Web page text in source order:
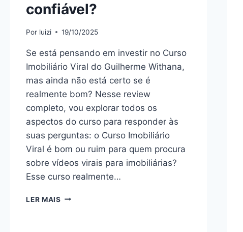
confiável?
Por luizi 19/10/2025
Se está pensando em investir no Curso
Imobiliário Viral do Guilherme Withana,
mas ainda não está certo se é
realmente bom? Nesse review
completo, vou explorar todos os
aspectos do curso para responder às
suas perguntas: o Curso Imobiliário
Viral é bom ou ruim para quem procura
sobre vídeos virais para imobiliárias?
Esse curso realmente…
LER MAIS CURSO